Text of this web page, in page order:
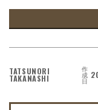
TATSUNORI
TAKANASHI
作
成
日